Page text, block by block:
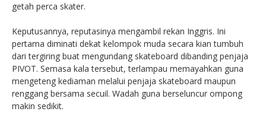
getah perca skater.
Keputusannya, reputasinya mengambil rekan Inggris. Ini
pertama diminati dekat kelompok muda secara kian tumbuh
dari tergiring buat mengundang skateboard dibanding penjaja
PIVOT. Semasa kala tersebut, terlampau memayahkan guna
mengeteng kediaman melalui penjaja skateboard maupun
renggang bersama secuil. Wadah guna berseluncur ompong
makin sedikit.